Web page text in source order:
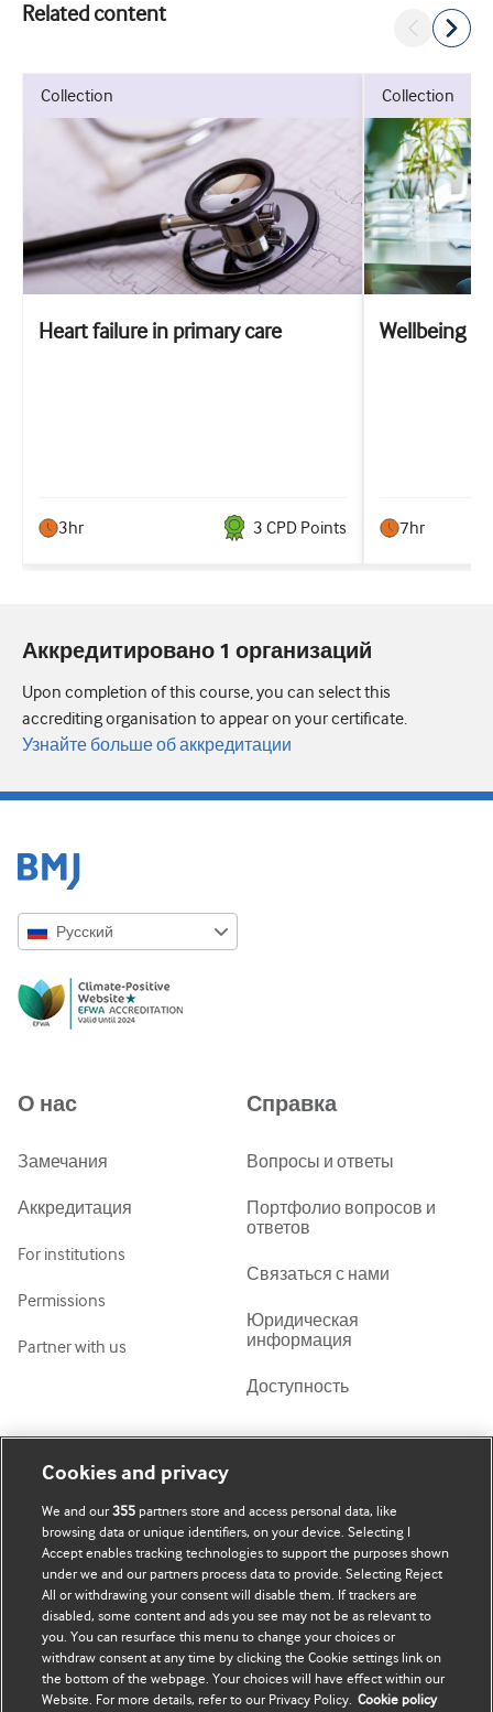
Related content
collection
Heart failure in primary care
3hr 3 CPD Points
collection
Wellbeing
7hr
Аккредитировано 1 организаций
Upon completion of this course, you can select this
accrediting organisation to appear on your certificate.
Узнайте больше об аккредитации
Русский
Русский
ქართული
О нас
Замечания
Аккредитация
For institutions
Permissions
Partner with us
Справка
Вопросы и ответы
Портфолио вопросов и
ответов
Связаться с нами
Юридическая
информация
Доступность
Моя учетная запись
Подписаться
Обновить мои личные
данные
BMJ company
BMJ Best Practice
BMJ Masterclasses
BMJ onExamination
BMJ Portfolio
Cookies and privacy
We and our355 partners store and access personal data, like
browsing data or unique identifiers, on your device. Selecting I
Accept enables tracking technologies to support the purposes shown
under we and our partners process data to provide. Selecting Reject
All or withdrawing your consent will disable them. If trackers are
disabled, some content and ads you see may not be as relevant to
you. You can resurface this menu to change your choices or
withdraw consent at any time by clicking the Cookie settings link on
the bottom of the webpage. Your choices will have effect within our
Website. For more details, refer to our Privacy Policy. Cookie policy